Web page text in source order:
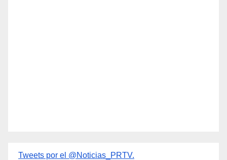
Tweets por el @Noticias_PRTV.